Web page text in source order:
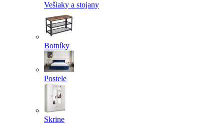
Vešiaky a stojany
Botníky
Postele
Skrine